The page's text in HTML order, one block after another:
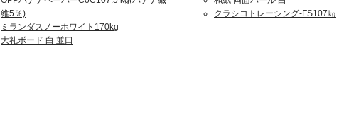
維5％)
ミランダスノーホワイト170kg
大礼ボード 白 並口
クラシコトレーシング-FS107㎏